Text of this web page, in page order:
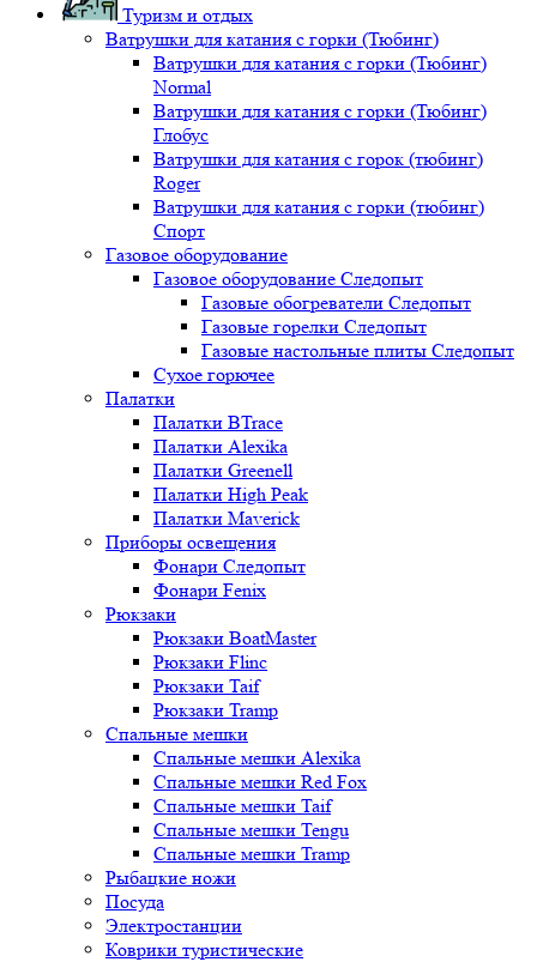
Туризм и отдых
Ватрушки для катания с горки (Тюбинг)
Ватрушки для катания с горки (Тюбинг)
Normal
Ватрушки для катания с горки (Тюбинг)
Глобус
Ватрушки для катания с горок (тюбинг)
Roger
Ватрушки для катания с горки (тюбинг)
Спорт
Газовое оборудование
Газовое оборудование Следопыт
Газовые обогреватели Следопыт
Газовые горелки Следопыт
Газовые настольные плиты Следопыт
Сухое горючее
Палатки
Палатки BTrace
Палатки Alexika
Палатки Greenell
Палатки High Peak
Палатки Maverick
Приборы освещения
Фонари Следопыт
Фонари Fenix
Рюкзаки
Рюкзаки BoatMaster
Рюкзаки Flinc
Рюкзаки Taif
Рюкзаки Tramp
Спальные мешки
Спальные мешки Alexika
Спальные мешки Red Fox
Спальные мешки Taif
Спальные мешки Tengu
Спальные мешки Tramp
Рыбацкие ножи
Посуда
Электростанции
Коврики туристические